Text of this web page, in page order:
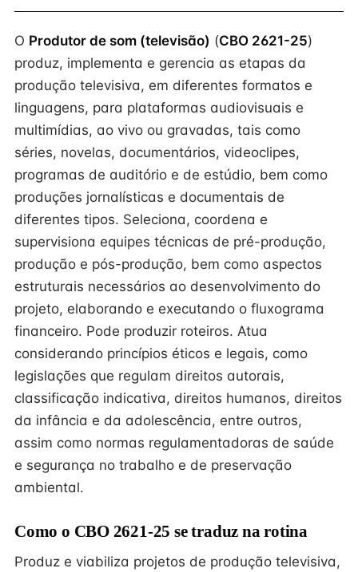
O Produtor de som (televisão) (CBO 2621-25)
produz, implementa e gerencia as etapas da
produção televisiva, em diferentes formatos e
linguagens, para plataformas audiovisuais e
multimídias, ao vivo ou gravadas, tais como
séries, novelas, documentários, videoclipes,
programas de auditório e de estúdio, bem como
produções jornalísticas e documentais de
diferentes tipos. Seleciona, coordena e
supervisiona equipes técnicas de pré-produção,
produção e pós-produção, bem como aspectos
estruturais necessários ao desenvolvimento do
projeto, elaborando e executando o fluxograma
financeiro. Pode produzir roteiros. Atua
considerando princípios éticos e legais, como
legislações que regulam direitos autorais,
classificação indicativa, direitos humanos, direitos
da infância e da adolescência, entre outros,
assim como normas regulamentadoras de saúde
e segurança no trabalho e de preservação
ambiental.
Como o CBO 2621-25 se traduz na rotina
Produz e viabiliza projetos de produção televisiva,